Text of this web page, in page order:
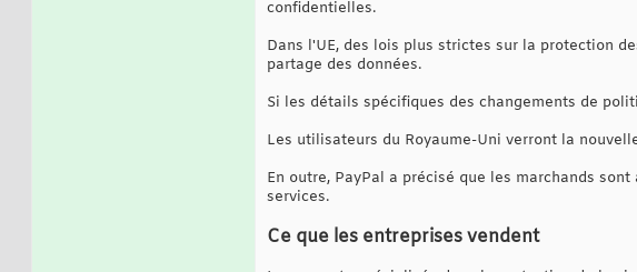
confidentielles.
Dans l'UE, des lois plus strictes sur la protection
partage des données.
Si les détails spécifiques des changements de
Les utilisateurs du Royaume-Uni verront la
En outre, PayPal a précisé que les marchands
services.
Ce que les entreprises vendent